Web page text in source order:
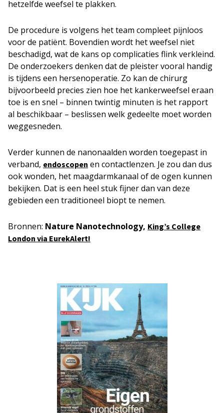
hetzelfde weefsel te plakken.
De procedure is volgens het team compleet pijnloos
voor de patiënt. Bovendien wordt het weefsel niet
beschadigd, wat de kans op complicaties flink verkleind.
De onderzoekers denken dat de pleister vooral handig
is tijdens een hersenoperatie. Zo kan de chirurg
bijvoorbeeld precies zien hoe het kankerweefsel eraan
toe is en snel – binnen twintig minuten is het rapport
al beschikbaar – beslissen welk gedeelte moet worden
weggesneden.
Verder kunnen de nanonaalden worden toegepast in
verband, endoscopen en contactlenzen. Je zou dan dus
ook wonden, het maagdarmkanaal of de ogen kunnen
bekijken. Dat is een heel stuk fijner dan van deze
gebieden een traditioneel biopt te nemen.
Bronnen: Nature Nanotechnology, King’s College
London via EurekAlert!